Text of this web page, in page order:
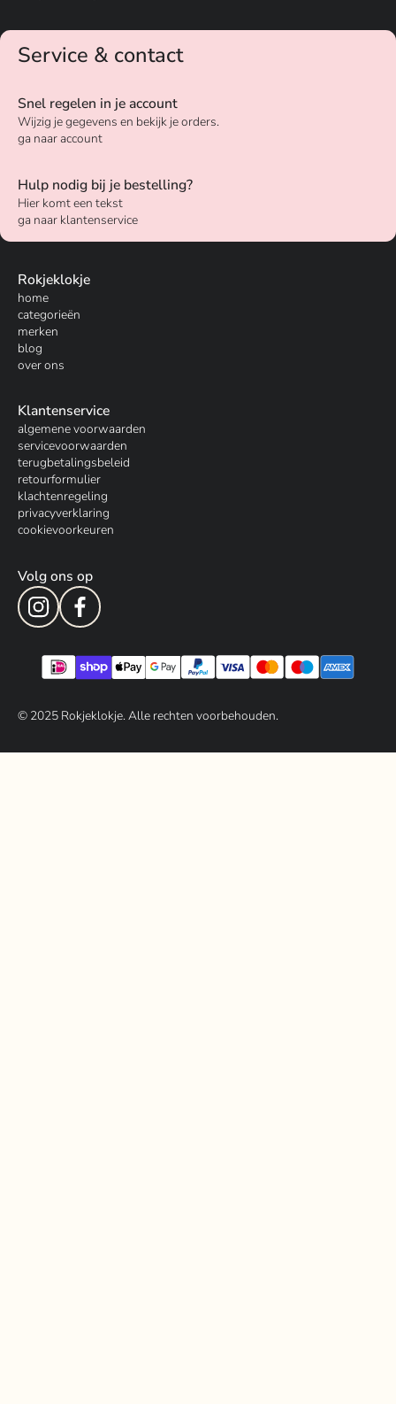
Service & contact
Snel regelen in je account
Wijzig je gegevens en bekijk je orders.
ga naar account
Hulp nodig bij je bestelling?
Hier komt een tekst
ga naar klantenservice
Rokjeklokje
home
categorieën
merken
blog
over ons
Klantenservice
algemene voorwaarden
servicevoorwaarden
terugbetalingsbeleid
retourformulier
klachtenregeling
privacyverklaring
cookievoorkeuren
Volg ons op
© 2025Rokjeklokje. Alle rechten voorbehouden.